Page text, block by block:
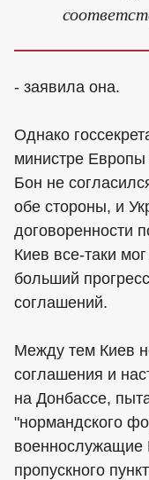
- заявила она.
Однако
министре
Бон не
обе стороны, и
договоренности
Киев все-таки
больший
соглашений.
Между тем Киев
соглашения и
на Донбассе,
"нормандского
военнослужащие
пропускного